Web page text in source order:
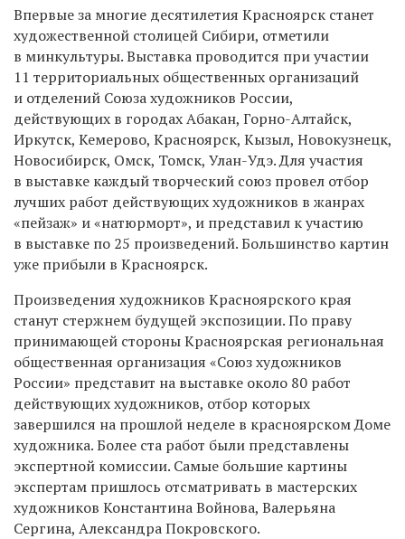
Впервые за многие десятилетия Красноярск станет
художественной столицей Сибири, отметили
в минкультуры. Выставка проводится при участии
11 территориальных общественных организаций
и отделений Союза художников России,
действующих в городах Абакан, Горно-Алтайск,
Иркутск, Кемерово, Красноярск, Кызыл, Новокузнецк,
Новосибирск, Омск, Томск, Улан-Удэ. Для участия
в выставке каждый творческий союз провел отбор
лучших работ действующих художников в жанрах
«пейзаж» и «натюрморт», и представил к участию
в выставке по 25 произведений. Большинство картин
уже прибыли в Красноярск.
Произведения художников Красноярского края
станут стержнем будущей экспозиции. По праву
принимающей стороны Красноярская региональная
общественная организация «Союз художников
России» представит на выставке около 80 работ
действующих художников, отбор которых
завершился на прошлой неделе в красноярском Доме
художника. Более ста работ были представлены
экспертной комиссии. Самые большие картины
экспертам пришлось отсматривать в мастерских
художников Константина Войнова, Валерьяна
Сергина, Александра Покровского.